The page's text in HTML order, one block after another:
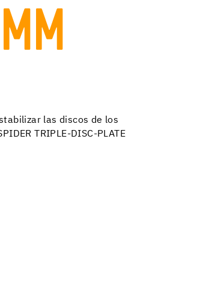
las discos de los
TRIPLE-DISC-PLATE